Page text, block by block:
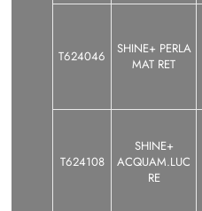
T624046
SHINE+ PERLA
MAT RET
T624108
SHINE+
ACQUAM.LUC
RE